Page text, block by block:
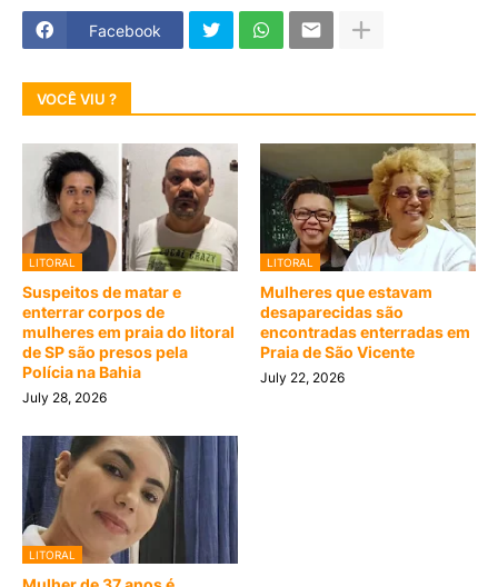
Facebook
VOCÊ VIU ?
LITORAL
Suspeitos de matar e
enterrar corpos de
mulheres em praia do litoral
de SP são presos pela
Polícia na Bahia
July 28, 2026
LITORAL
Mulheres que estavam
desaparecidas são
encontradas enterradas em
Praia de São Vicente
July 22, 2026
LITORAL